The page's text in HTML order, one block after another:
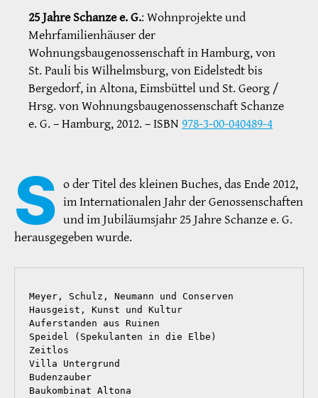
25 Jahre Schanze e. G.: Wohnprojekte und
Mehrfamilienhäuser der
Wohnungsbaugenossenschaft in Hamburg, von
St. Pauli bis Wilhelmsburg, von Eidelstedt bis
Bergedorf, in Altona, Eimsbüttel und St. Georg /
Hrsg. von Wohnungsbaugenossenschaft Schanze
e. G. – Hamburg, 2012. – ISBN 978-3-00-040489-4
S o der Titel des kleinen Buches, das Ende 2012,
im Internationalen Jahr der Genossenschaften
und im Jubiläumsjahr 25 Jahre Schanze e. G.
herausgegeben wurde.
Meyer, Schulz, Neumann und Conserven
Hausgeist, Kunst und Kultur
Auferstanden aus Ruinen
Speidel (Spekulanten in die Elbe)
Zeitlos
Villa Untergrund
Budenzauber
Baukombinat Altona